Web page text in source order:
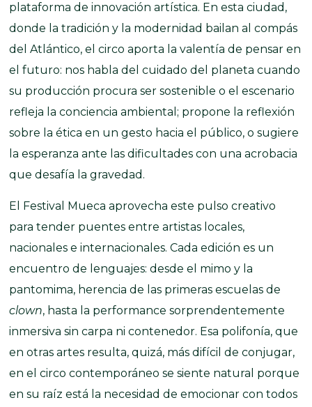
plataforma de innovación artística. En esta ciudad,
donde la tradición y la modernidad bailan al compás
del Atlántico, el circo aporta la valentía de pensar en
el futuro: nos habla del cuidado del planeta cuando
su producción procura ser sostenible o el escenario
refleja la conciencia ambiental; propone la reflexión
sobre la ética en un gesto hacia el público, o sugiere
la esperanza ante las dificultades con una acrobacia
que desafía la gravedad.
El Festival Mueca aprovecha este pulso creativo
para tender puentes entre artistas locales,
nacionales e internacionales. Cada edición es un
encuentro de lenguajes: desde el mimo y la
pantomima, herencia de las primeras escuelas de
clown, hasta la performance sorprendentemente
inmersiva sin carpa ni contenedor. Esa polifonía, que
en otras artes resulta, quizá, más difícil de conjugar,
en el circo contemporáneo se siente natural porque
en su raíz está la necesidad de emocionar con todos